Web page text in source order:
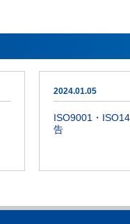
2024.01.05
ISO9001・
告